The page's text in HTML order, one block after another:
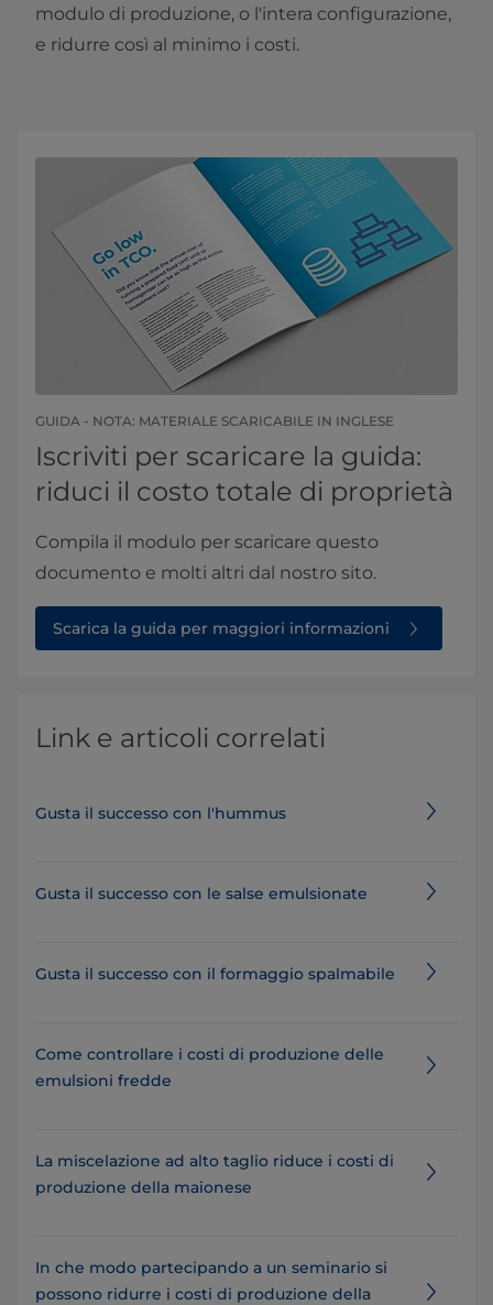
modulo di produzione, o l'intera configurazione,
e ridurre così al minimo i costi.
GUIDA - NOTA: MATERIALE SCARICABILE IN INGLESE
Iscriviti per scaricare la guida:
riduci il costo totale di proprietà
Compila il modulo per scaricare questo
documento e molti altri dal nostro sito.
Scarica la guida per maggiori informazioni
Link e articoli correlati
Gusta il successo con l'hummus
Gusta il successo con le salse emulsionate
Gusta il successo con il formaggio spalmabile
Come controllare i costi di produzione delle
emulsioni fredde
La miscelazione ad alto taglio riduce i costi di
produzione della maionese
In che modo partecipando a un seminario si
possono ridurre i costi di produzione della